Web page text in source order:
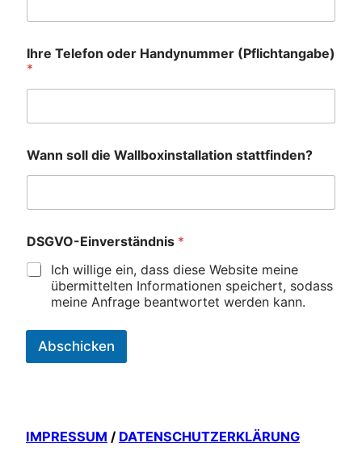
Ihre Telefon oder Handynummer (Pflichtangabe)
*
Wann soll die Wallboxinstallation stattfinden?
DSGVO-Einverständnis *
Ich willige ein, dass diese Website meine
übermittelten Informationen speichert, sodass
meine Anfrage beantwortet werden kann.
Abschicken
IMPRESSUM / DATENSCHUTZERKLÄRUNG